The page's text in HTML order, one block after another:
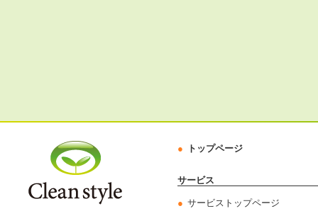
トップページ
サービス
サービストップページ